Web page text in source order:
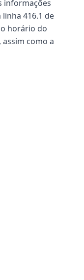
informações
416.1 de
horário do
como a